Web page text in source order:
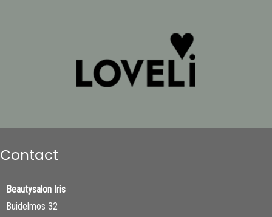
Contact
Beautysalon Iris
Buidelmos 32